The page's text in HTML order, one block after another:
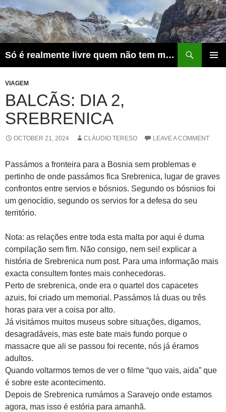
Skip
to
content
Só é realmente livre quem não tem medo do ridículo
VIAGEM
BALCÃS: DIA 2,
SREBRENICA
OCTOBER 21, 2024 CLÁUDIO TERESO LEAVE A COMMENT
Passámos a fronteira para a Bosnia sem problemas e
pertinho de onde passámos fica Srebrenica, lugar de graves
confrontos entre servios e bósnios. Segundo os bósnios foi
um genocídio, segundo os servios for a defesa do seu
território.
Nota: as relações entre toda esta malta por aqui é duma
compilação sem fim. Não consigo, nem sei! explicar a
história de Srebrenica num post. Para uma informação mais
exacta consultem fontes mais conhecedoras.
Perto de srebrenica, onde era o quartel dos capacetes
azuis, foi criado um memorial. Passámos lá duas ou três
horas para ver a coisa por alto.
Já visitámos muitos museus sobre situações, digamos,
desagradáveis, mas este bate mais fundo porque o
massacre que ali se passou foi recente, nós já éramos
adultos.
Quando voltarmos temos de ver o filme “quo vais, aida” que
é sobre este acontecimento.
Depois de Srebrenica rumámos a Saravejo onde estamos
agora, mas isso é estória para amanhã.